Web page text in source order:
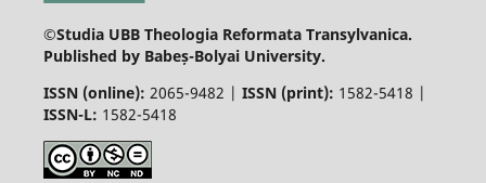
©Studia UBB Theologia Reformata Transylvanica.
Published by Babeș-Bolyai University.
ISSN (online): 2065-9482 | ISSN (print): 1582-5418 |
ISSN-L: 1582-5418